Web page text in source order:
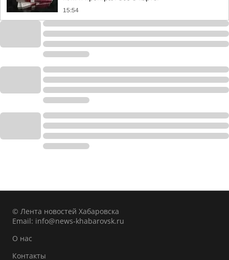
15:54
© Лента новостей Хабаровска
Email: info@news-khabarovsk.ru
О нас
Контакты